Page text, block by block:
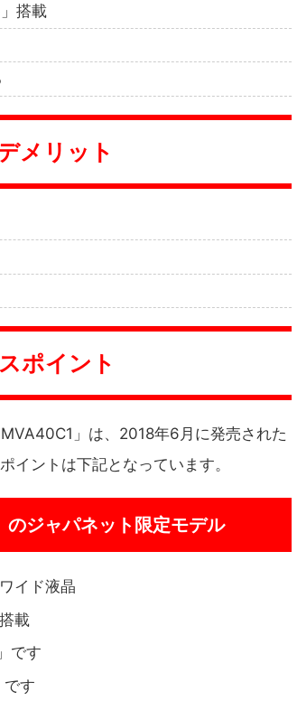
搭載
メリット
ポイント
」は、2018年6月に発売された
イントは下記となっています。
ジャパネット限定モデル
イド液晶
載
です
す